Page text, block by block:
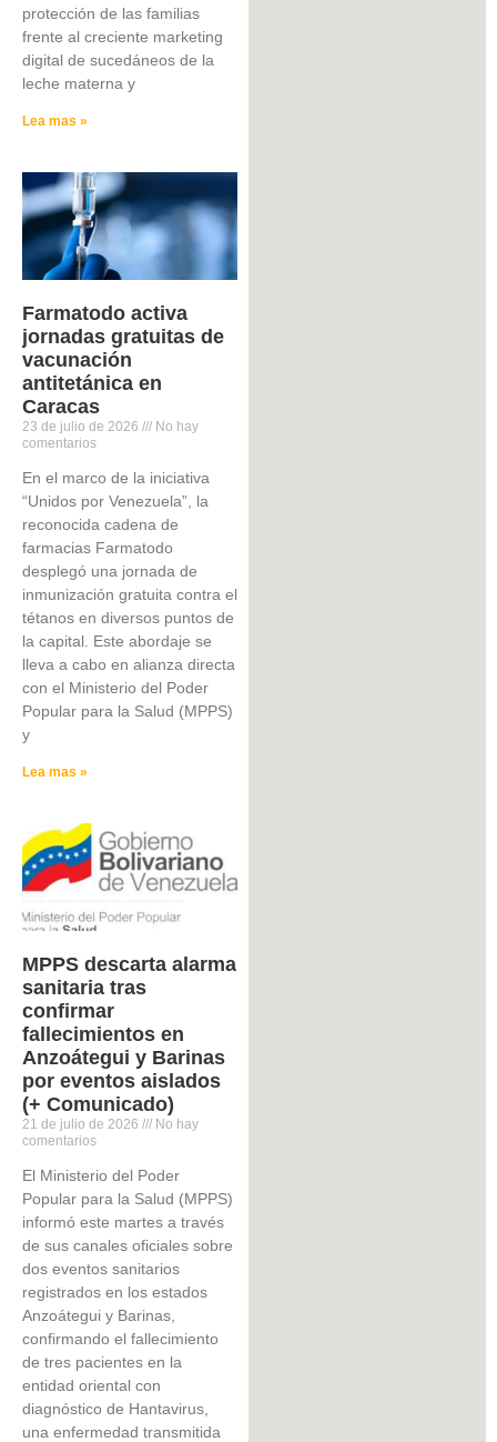
protección de las familias
frente al creciente marketing
digital de sucedáneos de la
leche materna y
Lea mas »
Farmatodo activa
jornadas gratuitas de
vacunación
antitetánica en
Caracas
23 de julio de 2026
No hay
comentarios
En el marco de la iniciativa
“Unidos por Venezuela”, la
reconocida cadena de
farmacias Farmatodo
desplegó una jornada de
inmunización gratuita contra el
tétanos en diversos puntos de
la capital. Este abordaje se
lleva a cabo en alianza directa
con el Ministerio del Poder
Popular para la Salud (MPPS)
y
Lea mas »
MPPS descarta alarma
sanitaria tras
confirmar
fallecimientos en
Anzoátegui y Barinas
por eventos aislados
(+ Comunicado)
21 de julio de 2026
No hay
comentarios
El Ministerio del Poder
Popular para la Salud (MPPS)
informó este martes a través
de sus canales oficiales sobre
dos eventos sanitarios
registrados en los estados
Anzoátegui y Barinas,
confirmando el fallecimiento
de tres pacientes en la
entidad oriental con
diagnóstico de Hantavirus,
una enfermedad transmitida